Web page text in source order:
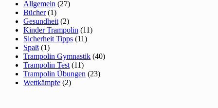
Allgemein (27)
Bücher(1)
Gesundheit (2)
Kinder Trampolin (11)
Sicherheit Tipps (11)
Spaß (1)
Trampolin Gymnastik (40)
Trampolin Test (11)
Trampolin Übungen (23)
Wettkämpfe (2)